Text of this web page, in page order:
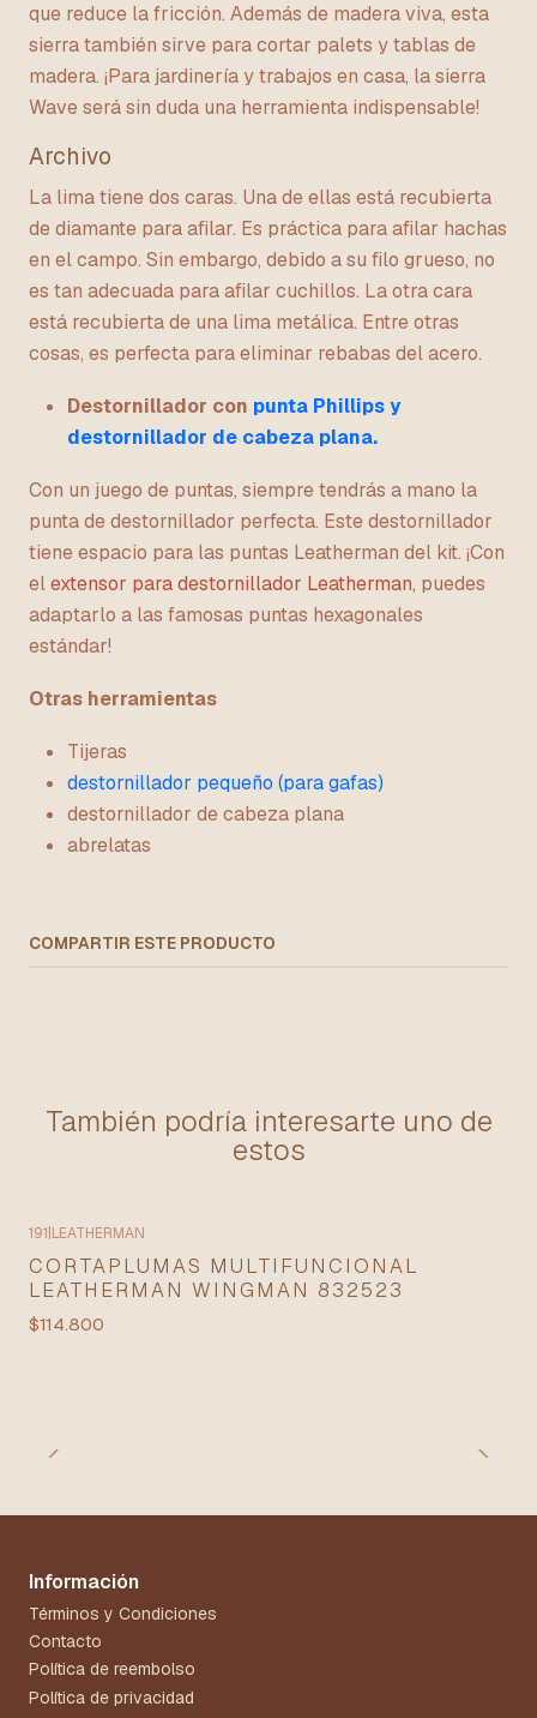
que reduce la fricción. Además de madera viva, esta
sierra también sirve para cortar palets y tablas de
madera. ¡Para jardinería y trabajos en casa, la sierra
Wave será sin duda una herramienta indispensable!
Archivo
La lima tiene dos caras. Una de ellas está recubierta
de diamante para afilar. Es práctica para afilar hachas
en el campo. Sin embargo, debido a su filo grueso, no
es tan adecuada para afilar cuchillos. La otra cara
está recubierta de una lima metálica. Entre otras
cosas, es perfecta para eliminar rebabas del acero.
Destornillador con punta Phillips y
destornillador de cabeza plana.
Con un juego de puntas, siempre tendrás a mano la
punta de destornillador perfecta. Este destornillador
tiene espacio para las puntas Leatherman del kit. ¡Con
elextensor para destornillador Leatherman, puedes
adaptarlo a las famosas puntas hexagonales
estándar!
Otras herramientas
Tijeras
destornillador pequeño (para gafas)
destornillador de cabeza plana
abrelatas
COMPARTIR ESTE PRODUCTO
También podría interesarte uno de
estos
191 LEATHERMAN
CORTAPLUMAS MULTIFUNCIONAL
LEATHERMAN WINGMAN 832523
$114.800
Información
Términos y Condiciones
Contacto
Política de reembolso
Política de privacidad